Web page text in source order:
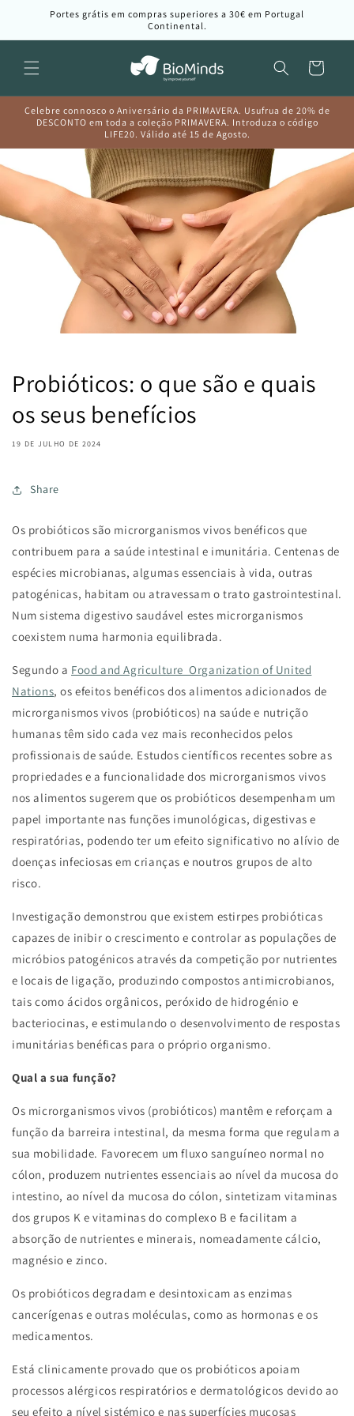
para oPortes grátis em compras superiores a 30€ em Portugal
Continental.
Carrinho
Celebre connosco o Aniversário da PRIMAVERA. Usufrua de 20% de
DESCONTO em toda a coleção PRIMAVERA. Introduza o código
LIFE20. Válido até 15 de Agosto.
Probióticos: o que são e quais
os seus benefícios
19 DE JULHO DE 2024
Share
Os probióticos são microrganismos vivos benéficos que
contribuem para a saúde intestinal e imunitária. Centenas de
espécies microbianas, algumas essenciais à vida, outras
patogénicas, habitam ou atravessam o trato gastrointestinal.
Num sistema digestivo saudável estes microrganismos
coexistem numa harmonia equilibrada.
Segundo a Food and Agriculture Organization of United
Nations, os efeitos benéficos dos alimentos adicionados de
microrganismos vivos (probióticos) na saúde e nutrição
humanas têm sido cada vez mais reconhecidos pelos
profissionais de saúde. Estudos científicos recentes sobre as
propriedades e a funcionalidade dos microrganismos vivos
nos alimentos sugerem que os probióticos desempenham um
papel importante nas funções imunológicas, digestivas e
respiratórias, podendo ter um efeito significativo no alívio de
doenças infeciosas em crianças e noutros grupos de alto
risco.
Investigação demonstrou que existem estirpes probióticas
capazes de inibir o crescimento e controlar as populações de
micróbios patogénicos através da competição por nutrientes
e locais de ligação, produzindo compostos antimicrobianos,
tais como ácidos orgânicos, peróxido de hidrogénio e
bacteriocinas, e estimulando o desenvolvimento de respostas
imunitárias benéficas para o próprio organismo.
Qual a sua função?
Os microrganismos vivos (probióticos) mantêm e reforçam a
função da barreira intestinal, da mesma forma que regulam a
sua mobilidade. Favorecem um fluxo sanguíneo normal no
cólon, produzem nutrientes essenciais ao nível da mucosa do
intestino, ao nível da mucosa do cólon, sintetizam vitaminas
dos grupos K e vitaminas do complexo B e facilitam a
absorção de nutrientes e minerais, nomeadamente cálcio,
magnésio e zinco.
Os probióticos degradam e desintoxicam as enzimas
cancerígenas e outras moléculas, como as hormonas e os
medicamentos.
Está clinicamente provado que os probióticos apoiam
processos alérgicos respiratórios e dermatológicos devido ao
seu efeito a nível sistémico e nas superfícies mucosas